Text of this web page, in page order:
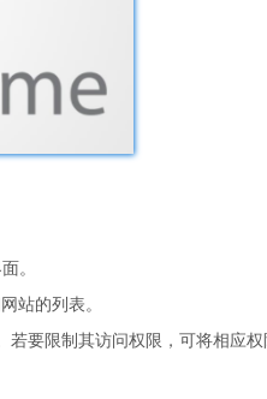
。
站的列表。
要限制其访问权限，可将相应权